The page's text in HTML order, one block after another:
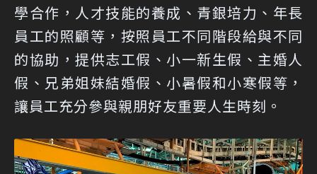
學合作，人才技能的養成、青銀培力、年長
員工的照顧等，按照員工不同階段給與不同
的協助，提供志工假、小一新生假、主婚人
假、兄弟姐妹結婚假、小暑假和小寒假等，
讓員工充分參與親朋好友重要人生時刻。